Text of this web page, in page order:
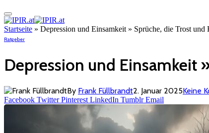
Startseite » Depression und Einsamkeit » Sprüche, die Trost und
Ratgeber
Depression und Einsamkeit
By Frank Füllbrandt2. Januar 2025Keine
Facebook Twitter Pinterest LinkedIn Tumblr Email